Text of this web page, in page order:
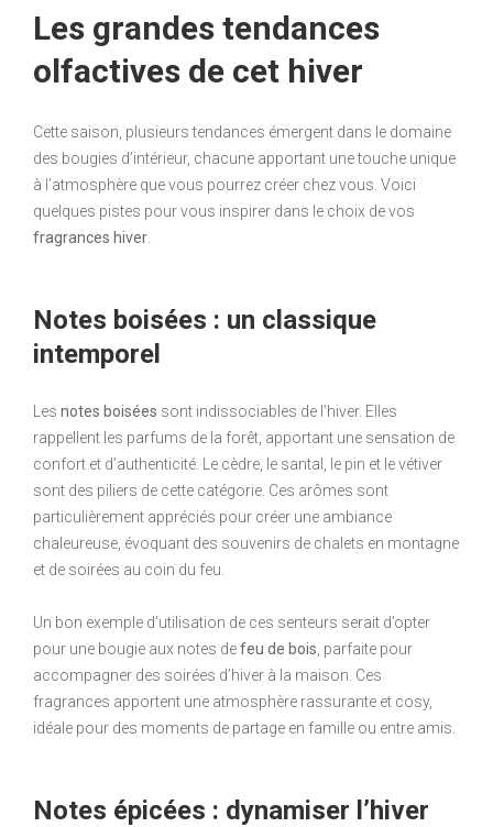
Les grandes tendances
olfactives de cet hiver
Cette saison, plusieurs tendances émergent dans le domaine
des bougies d’intérieur, chacune apportant une touche unique
à l’atmosphère que vous pourrez créer chez vous. Voici
quelques pistes pour vous inspirer dans le choix de vos
fragrances hiver
Notes boisées : un classique
intemporel
Les notes boisées sont indissociables de l’hiver. Elles
rappellent les parfums de la forêt, apportant une sensation de
confort et d’authenticité. Le cèdre, le santal, le pin et le vétiver
sont des piliers de cette catégorie. Ces arômes sont
particulièrement appréciés pour créer une ambiance
chaleureuse, évoquant des souvenirs de chalets en montagne
et de soirées au coin du feu.
Un bon exemple d’utilisation de ces senteurs serait d’opter
pour une bougie aux notes defeu de bois , parfaite pour
accompagner des soirées d’hiver à la maison. Ces
fragrances apportent une atmosphère rassurante et cosy,
idéale pour des moments de partage en famille ou entre amis.
Notes épicées : dynamiser l’hiver